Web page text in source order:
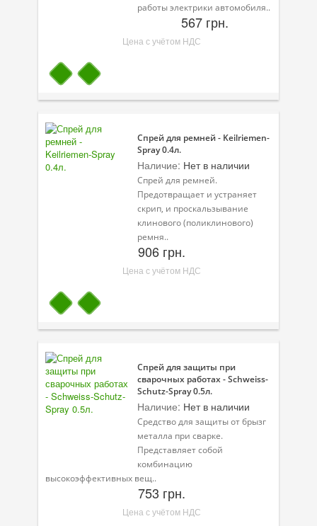
Масла для лодочных моторов
Моторное масло для мотоцикла
Оружейное масло
Садовая программа
Промышленная программа
Технологические жидкости
Зимняя программа
работы электрики автомобиля..
567 грн.
Цена с учётом НДС
Спрей для ремней - Keilriemen-
Spray 0.4л.
Наличие: Нет в наличии
Спрей для ремней.
Предотвращает и устраняет
скрип, и проскальзывание
клинового (поликлинового)
ремня..
906 грн.
Цена с учётом НДС
Спрей для защиты при
сварочных работах - Schweiss-
Schutz-Spray 0.5л.
Наличие: Нет в наличии
Средство для защиты от брызг
металла при сварке.
Представляет собой
комбинацию
высокоэффективных вещ..
753 грн.
Цена с учётом НДС